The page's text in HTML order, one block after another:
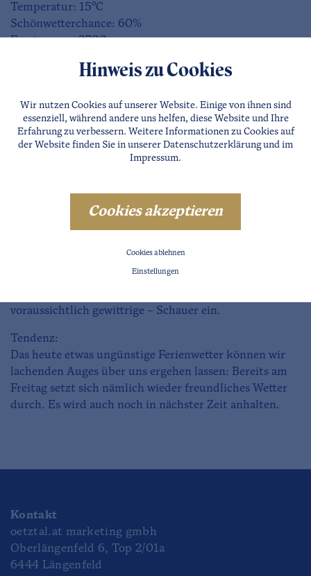
Temperatur: 15°C
Schönwetterchance: 60%
Frostgrenze: 3700m
Samstag, 08.08.2026
Temperatur: 19°C
Schönwetterchance: 80%
In den Morgenstunden gibt es bereits einiges an hoch
Nach und nach gesellen sich aber immer mehr tiefer
voraussichtlich gewittrige – Schauer ein.
Tendenz:
Das heute etwas ungünstige Ferienwetter können wir
lachenden Auges über uns ergehen lassen: Bereits am
Freitag setzt sich nämlich wieder freundliches Wetter
durch. Es wird auch noch in nächster Zeit anhalten.
Kontakt
oetztal.at marketing gmbh
Oberlängenfeld 6, Top 2/01a
6444 Längenfeld
Hinweis zu Cookies
Wir nutzen Cookies auf unserer Website. Einige von ihnen sind
essenziell, während andere uns helfen, diese Website und Ihre
Erfahrung zu verbessern. Weitere Informationen zu Cookies auf
der Website finden Sie in unserer Datenschutzerklärungund im
Impressum.
Cookies akzeptieren
Cookies ablehnen
Einstellungen